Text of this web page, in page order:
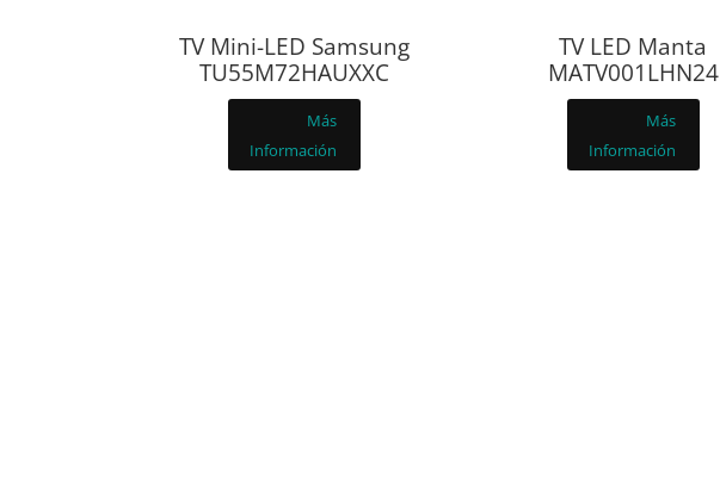
TV Mini-LED Samsung
TU55M72HAUXXC
Más
Información
TV LED Manta
MATV001LHN24
Más
Información